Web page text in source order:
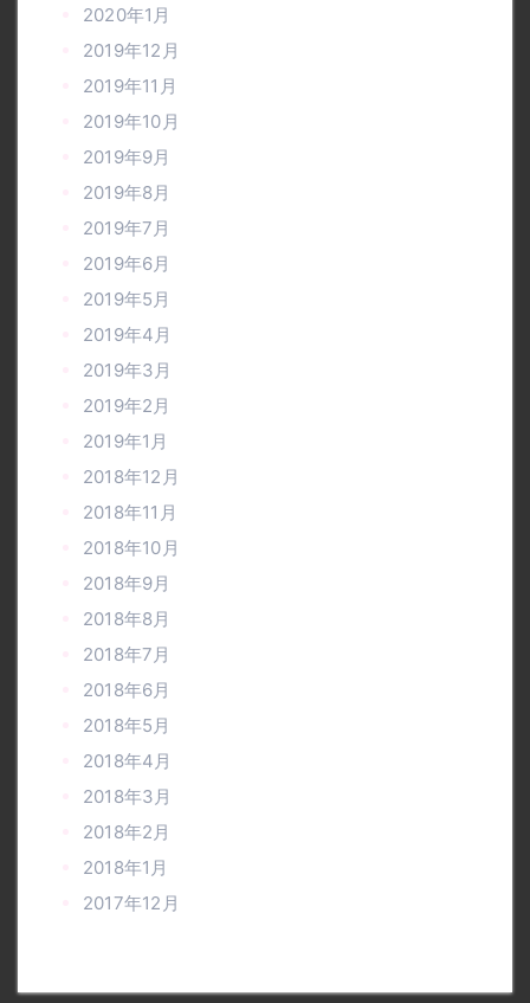
2020年1月
2019年12月
2019年11月
2019年10月
2019年9月
2019年8月
2019年7月
2019年6月
2019年5月
2019年4月
2019年3月
2019年2月
2019年1月
2018年12月
2018年11月
2018年10月
2018年9月
2018年8月
2018年7月
2018年6月
2018年5月
2018年4月
2018年3月
2018年2月
2018年1月
2017年12月